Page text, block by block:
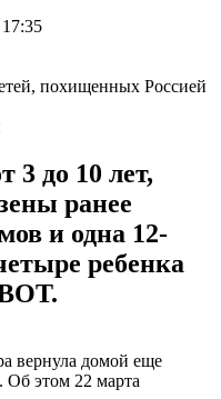
3 до 10 лет,
ранее
и одна 12-
ребенка
вернула домой еще
Об этом 22 марта